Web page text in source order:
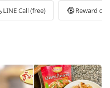
LINE Call (free) Reward